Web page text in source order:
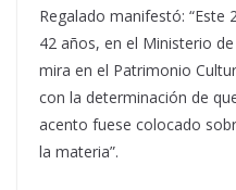
Regalado manifestó: “Este
42 años, en el Ministerio
mira en el Patrimonio
con la determinación de
acento fuese colocado
la materia”.